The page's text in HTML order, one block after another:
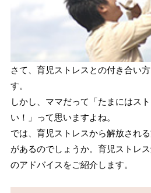
さて、育児ストレスとの付き合い
す。
しかし、ママだって「たまにはス
い！」って思いますよね。
では、育児ストレスから解放され
があるのでしょうか。育児ストレ
のアドバイスをご紹介します。